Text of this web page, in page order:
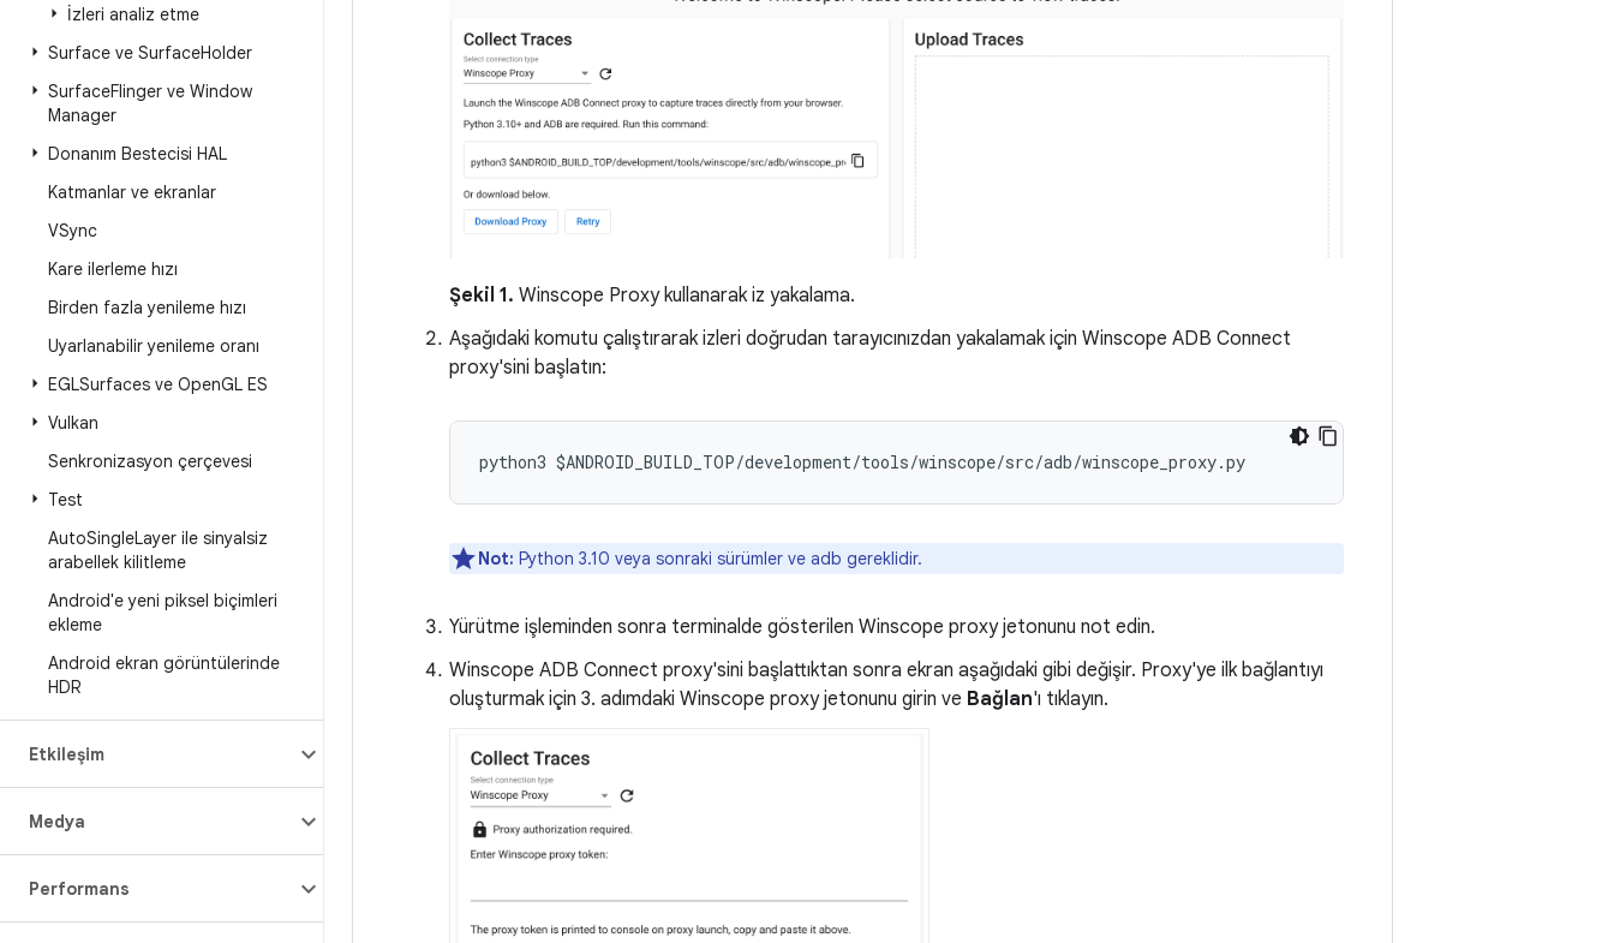
İzleri analiz etme
Surface ve SurfaceHolder
SurfaceFlinger ve Window
Manager
Donanım Bestecisi HAL
Katmanlar ve ekranlar
VSync
Kare ilerleme hızı
Birden fazla yenileme hızı
Uyarlanabilir yenileme oranı
EGLSurfaces ve OpenGL ES
Vulkan
Senkronizasyon çerçevesi
Test
AutoSingleLayer ile sinyalsiz
arabellek kilitleme
Android'e yeni piksel biçimleri
ekleme
Android ekran görüntülerinde
HDR
Etkileşim
Medya
Performans
Şekil 1. Winscope Proxy kullanarak iz yakalama.
Aşağıdaki komutu çalıştırarak izleri doğrudan tarayıcınızdan yakalamak için Winscope ADB Connect
proxy'sini başlatın:
python3 $ANDROID_BUILD_TOP/development/tools/winscope/src/adb/winscope_proxy.py
Not: Python 3.10 veya sonraki sürümler ve adb gereklidir.
Yürütme işleminden sonra terminalde gösterilen Winscope proxy jetonunu not edin.
Winscope ADB Connect proxy'sini başlattıktan sonra ekran aşağıdaki gibi değişir. Proxy'ye ilk bağlantıyı
oluşturmak için 3. adımdaki Winscope proxy jetonunu girin ve Bağlan'ı tıklayın.